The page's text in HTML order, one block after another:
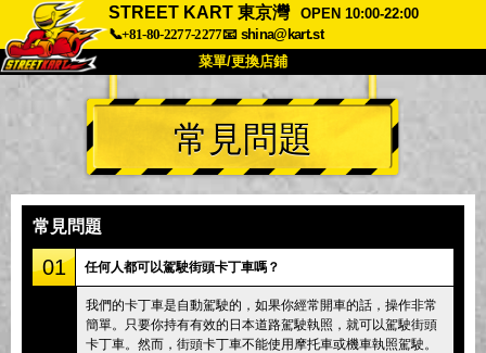
STREET KART 東京灣
OPEN 10:00-22:00
📞+81-80-2277-2277📧 shina@kart.st
菜單/更換店鋪
首頁
關於 規格 價格
顧客聲音
公司
更換店鋪
東京 品川 #1 東京 秋葉原 #1
東京 秋葉原 #2 東京 澀谷
常見問題
常見問題
01 任何人都可以駕駛街頭卡丁車嗎？
我們的卡丁車是自動駕駛的，如果你經常開車的話，操作非常
簡單。只要你持有有效的日本道路駕駛執照，就可以駕駛街頭
卡丁車。然而，街頭卡丁車不能使用摩托車或機車執照駕駛。